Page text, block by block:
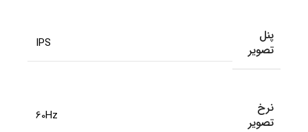
پنل
تصویر
IPS
نرخ
تصویر
60Hz